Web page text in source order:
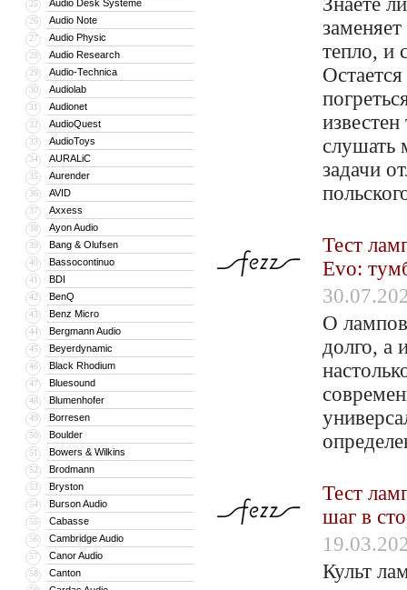
25 Audio Desk Systeme
26 Audio Note
27 Audio Physic
28 Audio Research
29 Audio-Technica
30 Audiolab
31 Audionet
32 AudioQuest
33 AudioToys
34 AURALiC
35 Aurender
36 AVID
37 Axxess
38 Ayon Audio
39 Bang & Olufsen
40 Bassocontinuo
41 BDI
42 BenQ
43 Benz Micro
44 Bergmann Audio
45 Beyerdynamic
46 Black Rhodium
47 Bluesound
48 Blumenhofer
49 Borresen
50 Boulder
51 Bowers & Wilkins
52 Brodmann
53 Bryston
54 Burson Audio
55 Cabasse
56 Cambridge Audio
57 Canor Audio
58 Canton
тепло, и
слушать
задачи
Тест
Evo:
О
долго, а
Тест
шаг в
Культ